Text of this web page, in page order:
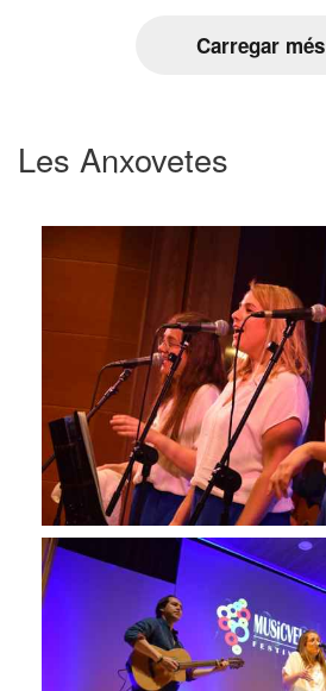
Carregar més
Les Anxovetes